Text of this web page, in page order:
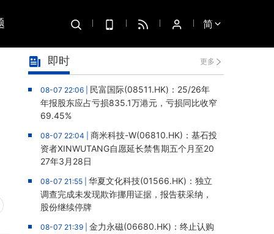
简
即时 更多
08-07 22:06 | 民富国际(08511.HK)：25/26年
年报股东应占亏损835.1万港元，亏损同比收窄
69.45%
08-07 22:04 | 商米科技-W(06810.HK)：基石投
资者XINWUTANG自愿延长禁售期五个月至20
27年3月28日
08-07 21:55 | 华夏文化科技(01566.HK)：独立
调查完成未发现欺诈挪用证据，报告获采纳，
股份继续停牌
08-07 21:39 | 金力永磁(06680.HK)：终止认购